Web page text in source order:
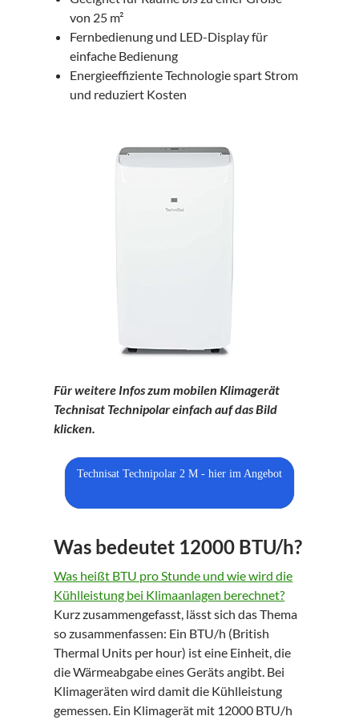
von 25 m²
Fernbedienung und LED-Display für
einfache Bedienung
Energieeffiziente Technologie spart Strom
und reduziert Kosten
Für weitere Infos zum mobilen Klimagerät
Technisat Technipolar einfach auf das Bild
klicken.
Technisat Technipolar 2 M - hier im Angebot
Was bedeutet 12000 BTU/h?
Was heißt BTU pro Stunde und wie wird die
Kühlleistung bei Klimaanlagen berechnet?
Kurz zusammengefasst, lässt sich das Thema
so zusammenfassen: Ein BTU/h (British
Thermal Units per hour) ist eine Einheit, die
die Wärmeabgabe eines Geräts angibt. Bei
Klimageräten wird damit die Kühlleistung
gemessen. Ein Klimagerät mit 12000 BTU/h